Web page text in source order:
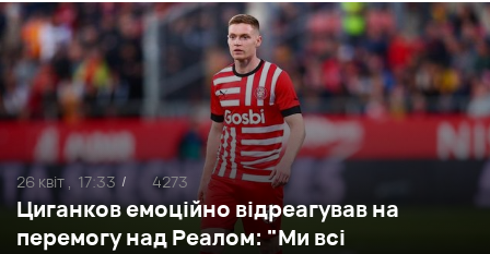
Циганков емоційно відреагував на
перемогу над Реалом: "Ми всі
26 квіт , 17:33 / 4273